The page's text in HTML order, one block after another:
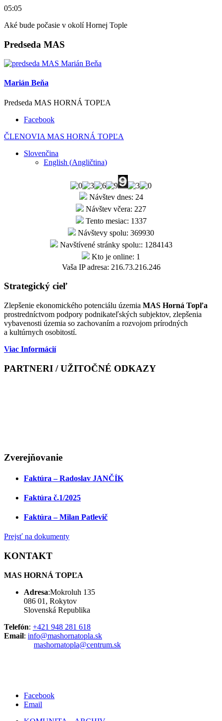
05:05
Aké bude počasie v okolí Hornej Tople
Predseda MAS
Marián Beňa
Predseda MAS HORNÁ TOPĽA
Facebook
ČLENOVIA MAS HORNÁ TOPĽA
Slovenčina
English (Angličtina)
Návštev dnes: 24
Návštev včera: 227
Tento mesiac: 1337
Návštevy spolu: 369930
Navštívené stránky spolu:: 1284143
Kto je online: 1
Vaša IP adresa: 216.73.216.246
Strategický cieľ
Zlepšenie ekonomického potenciálu územia MAS Horná Topľa
prostredníctvom podpory podnikateľských subjektov, zlepšenia
vybavenosti územia so zachovaním a rozvojom prírodných
a kultúrnych osobitostí.
Viac Informácií
PARTNERI / UŽITOČNÉ ODKAZY
Zverejňovanie
Faktúra – Radoslav JANČÍK
Faktúra č.1/2025
Faktúra – Milan Patlevič
Prejsť na dokumenty
KONTAKT
MAS HORNÁ TOPĽA
Adresa:Mokroluh 135
086 01, Rokytov
Slovenská Republika
Telefón: +421 948 281 618
Email: info@mashornatopla.sk
mashornatopla@centrum.sk
Facebook
Email